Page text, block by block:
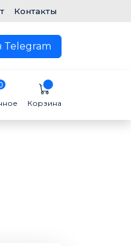
Контакты
Telegram
Корзина